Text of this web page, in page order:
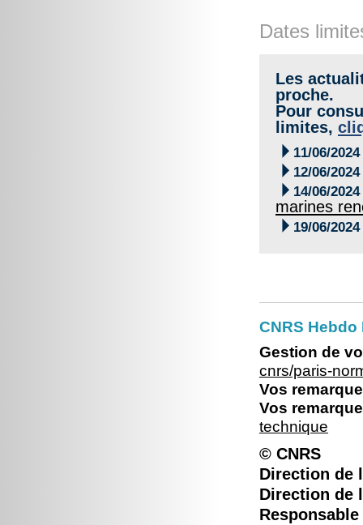
Dates
Les
proche.
Pour
limites,
 11/06/2024
 12/06/2024
 14/06/2024
marines
 19/06/2024
CNRS
Gestion de
cnrs/paris-
Vos
Vos
technique
© CNRS
Direction de
Direction de